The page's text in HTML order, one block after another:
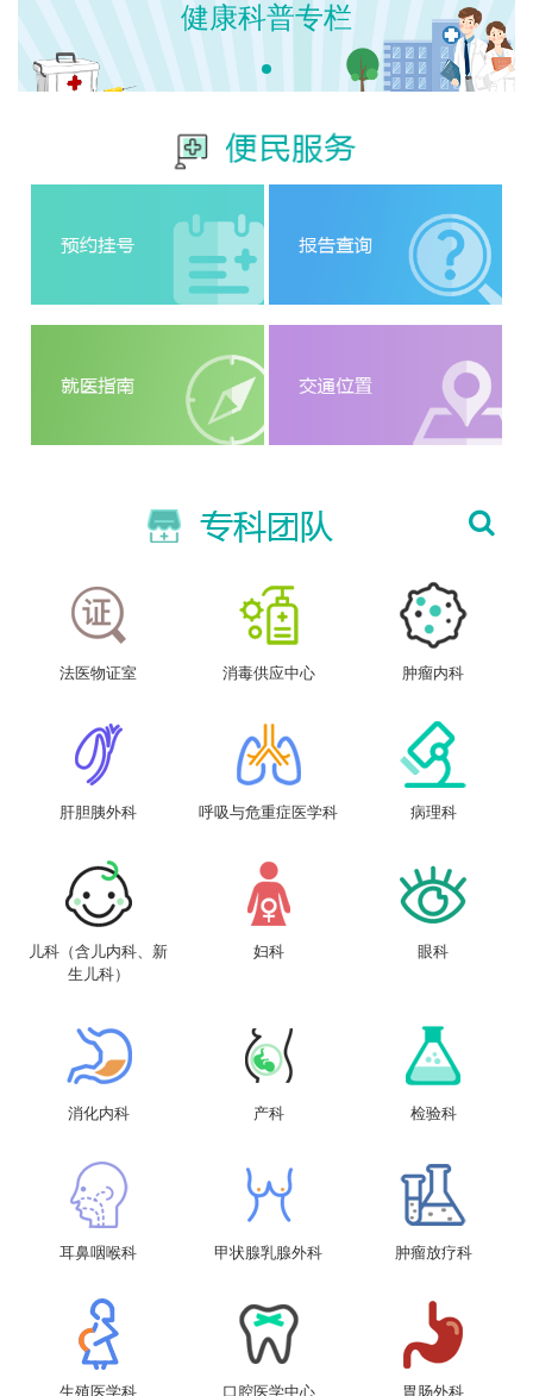
健康科普专栏
法医物证室 消毒供应中心 肿瘤内科
肝胆胰外科 呼吸与危重症医学科 病理科
儿科（含儿内科、新
生儿科）
妇科 眼科
消化内科 产科 检验科
耳鼻咽喉科 甲状腺乳腺外科 肿瘤放疗科
生殖医学科 口腔医学中心 胃肠外科